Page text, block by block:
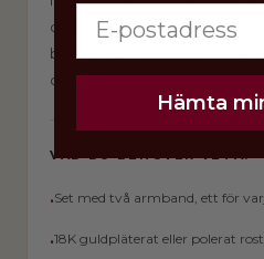
de bärs var för sig men
betyder. En daglig
och fortsätter att välja
VAD DU BEHÖVER VETA:
•Set med två armband, ett för
•18K guldpläterat eller polerat
Hämta